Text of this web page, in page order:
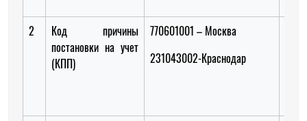
2
Код причины
постановки на учет
(КПП)
770601001 – Москва
231043002-Краснодар